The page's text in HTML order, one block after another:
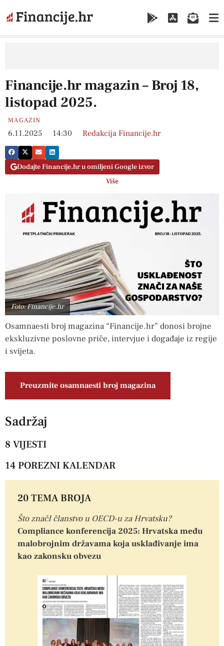
Financije.hr magazin – Broj 18,
listopad 2025.
MAGAZIN
6.11.2025 14:30 Redakcija Financije.hr
Dodajte Financije.hr u omiljeni Google izvor
Više
Foto: Financije.hr
Osamnaesti broj magazina “Financije.hr” donosi brojne
ekskluzivne poslovne priče, intervjue i događaje iz regije
i svijeta.
Preuzmite osamnaesti broj magazina
Sadržaj
8 VIJESTI
14 POREZNI KALENDAR
20 TEMA BROJA
Što značI članstvo u OECD-u za Hrvatsku?
Compliance konferencija 2025: Hrvatska među
malobrojnim državama koja usklađivanje ima
kao zakonsku obvezu